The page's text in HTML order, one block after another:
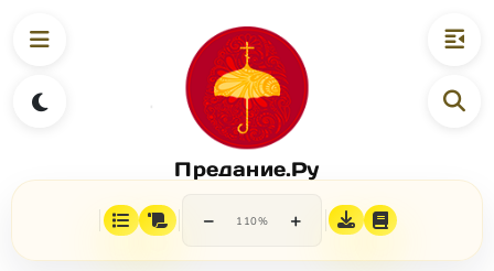
Предание.Ру
− 110% +